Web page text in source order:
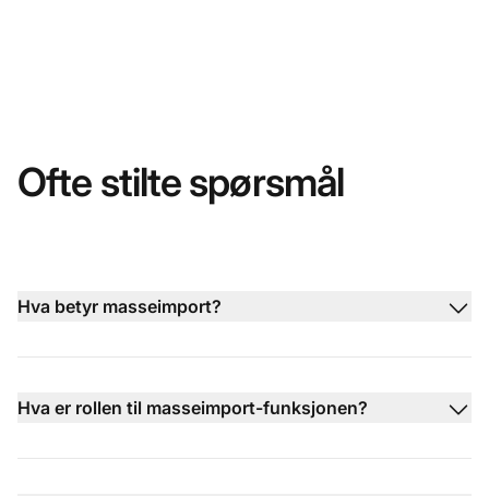
Ofte stilte spørsmål
Hva betyr masseimport?
Hva er rollen til masseimport-funksjonen?